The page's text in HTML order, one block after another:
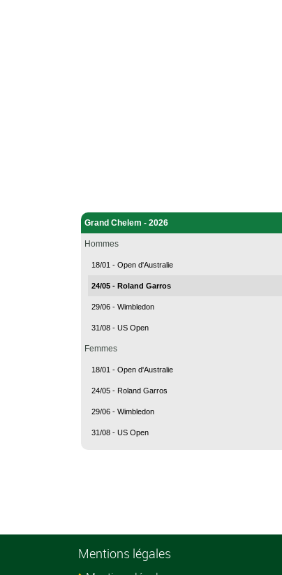
Grand Chelem - 2026
Hommes
18/01 - Open d'Australie
24/05 - Roland Garros
29/06 - Wimbledon
31/08 - US Open
Femmes
18/01 - Open d'Australie
24/05 - Roland Garros
29/06 - Wimbledon
31/08 - US Open
Mentions légales